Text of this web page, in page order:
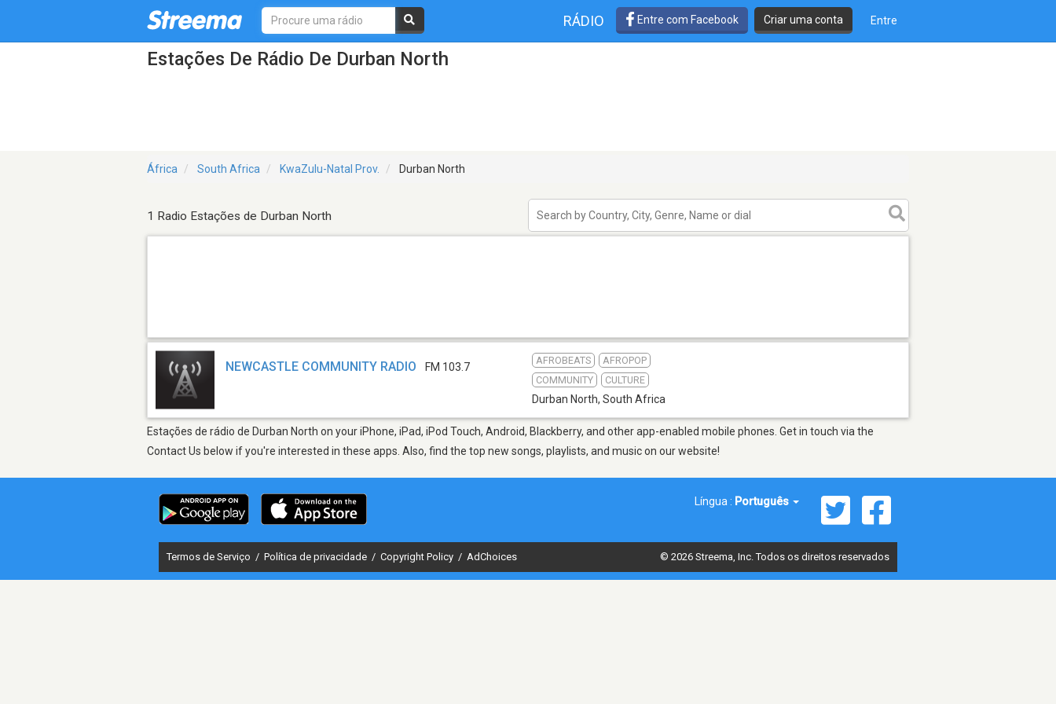
RÁDIO Entre com Facebook Criar uma conta Entre
Estações De Rádio De Durban North
África South Africa KwaZulu-Natal Prov. Durban North
1 Radio Estações de Durban North
NEWCASTLE COMMUNITY RADIO FM 103.7
AFROBEATS
AFROPOP
COMMUNITY
CULTURE
Durban North, South Africa
Estações de rádio de Durban North on your iPhone, iPad, iPod Touch, Android, Blackberry, and other app-enabled mobile phones. Get in touch via the
Contact Us below if you're interested in these apps. Also, find the top new songs, playlists, and music on our website!
Língua : Português
Termos de Serviço / Política de privacidade / Copyright Policy / AdChoices © 2026 Streema, Inc. Todos os direitos reservados